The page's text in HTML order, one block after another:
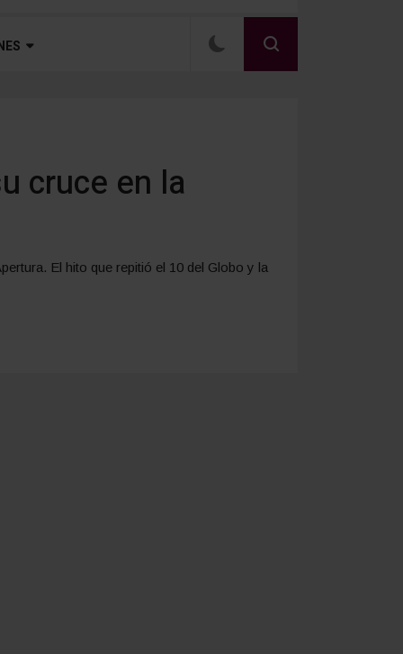
cruce en la
El hito que repitió el 10 del Globo y la